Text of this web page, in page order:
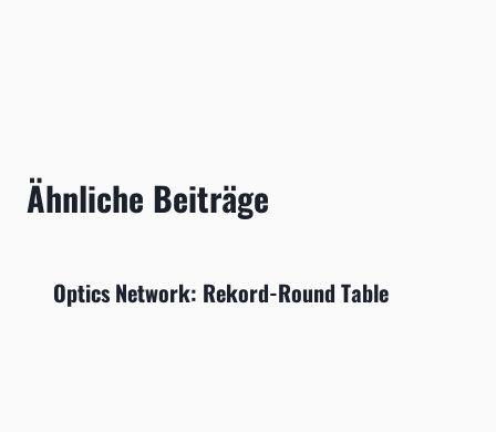
Ähnliche Beiträge
Optics Network: Rekord-Round Table